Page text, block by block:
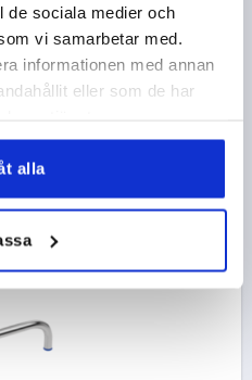
de sociala medier och
vi samarbetar med.
informationen med annan
eller som de har
alla
B=12
N =1000
GÄNGDJUP=10